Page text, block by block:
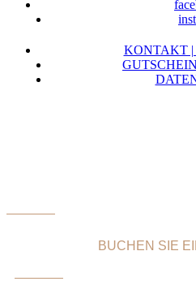
KONTAKT |
BUCHEN SIE